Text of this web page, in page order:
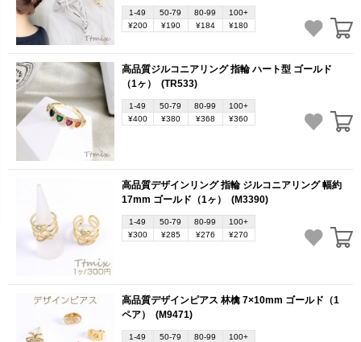
1-49 50-79 80-99
100+
¥200
¥190 ¥184 ¥180
高品質ジルコニアリング 指輪 ハート型 ゴールド
（1ヶ）
(TR533)
1-49 50-79 80-99
100+
¥400
¥380 ¥368 ¥360
高品質デザインリング 指輪 ジルコニアリング 幅約
17mm ゴールド（1ヶ）
(M3390)
1-49 50-79 80-99
100+
¥300
¥285 ¥276 ¥270
高品質デザインピアス 林檎 7×10mm ゴールド（1
ペア）
(M9471)
1-49 50-79 80-99
100+